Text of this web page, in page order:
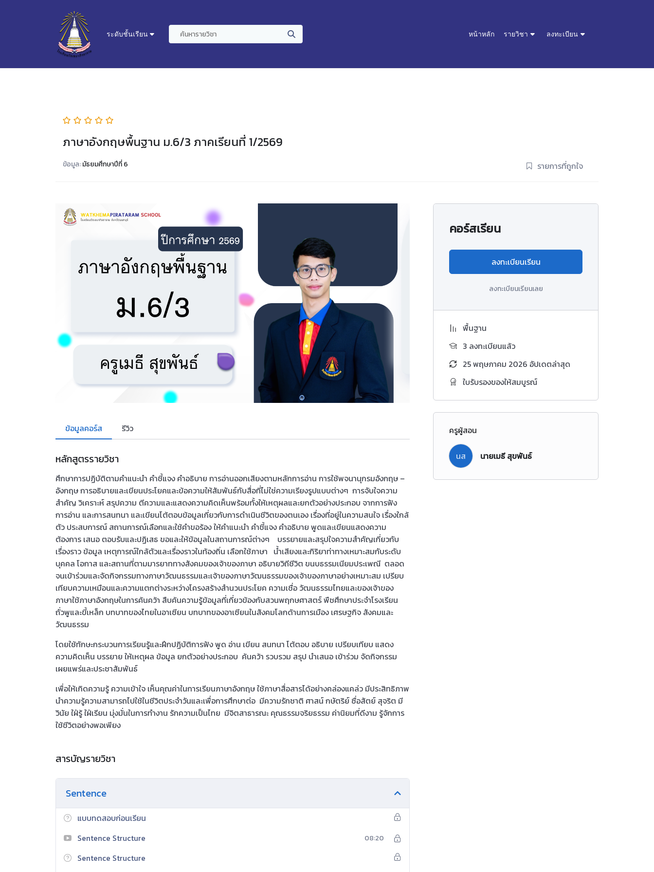
ระดับชั้นเรียน หน้าหลัก รายวิชา ลงทะเบียน
ภาษาอังกฤษพื้นฐาน ม.6/3 ภาคเรียนที่ 1/2569
ข้อมูล:มัธยมศึกษาปีที่ 6 รายการที่ถูกใจ
ข้อมูลคอร์ส รีวิว
หลักสูตรรายวิชา
ศึกษาการปฏิบัติตามคำแนะนำ คำชี้แจง คำอธิบาย การอ่านออกเสียงตามหลักการอ่าน การใช้พจนานุกรมอังกฤษ –
อังกฤษ การอธิบายและเขียนประโยคและข้อความให้สัมพันธ์กับสื่อที่ไม่ใช่ความเรียงรูปแบบต่างๆ การจับใจความ
สำคัญ วิเคราะห์ สรุปความ ตีความและแสดงความคิดเห็นพร้อมทั้งให้เหตุผลและยกตัวอย่างประกอบ จากการฟัง
การอ่าน และการสนทนา และเขียนโต้ตอบข้อมูลเกี่ยวกับการดำเนินชีวิตของตนเอง เรื่องที่อยู่ในความสนใจ เรื่องใกล้
ตัว ประสบการณ์ สถานการณ์เลือกและใช้คำขอร้อง ให้คำแนะนำ คำชี้แจง คำอธิบาย พูดและเขียนแสดงความ
ต้องการ เสนอ ตอบรับและปฏิเสธ ขอและให้ข้อมูลในสถานการณ์ต่างๆ บรรยายและสรุปใจความสำคัญเกี่ยวกับ
เรื่องราว ข้อมูล เหตุการณ์ใกล้ตัวและเรื่องราวในท้องถิ่น เลือกใช้ภาษา น้ำเสียงและกิริยาท่าทางเหมาะสมกับระดับ
บุคคล โอกาส และสถานที่ตามมารยาททางสังคมของเจ้าของภาษา อธิบายวิถีชีวิต ขนบธรรมเนียมประเพณี ตลอด
จนเข้าร่วมและจัดกิจกรรมทางภาษาวัฒนธรรมและเจ้าของภาษาวัฒนธรรมของเจ้าของภาษาอย่างเหมาะสม เปรียบ
เทียบความเหมือนและความแตกต่างระหว่างโครงสร้างสำนวนประโยค ความเชื่อ วัฒนธรรมไทยและของเจ้าของ
ภาษาใช้ภาษาอังกฤษในการค้นคว้า สืบค้นความรู้ข้อมูลที่เกี่ยวข้องกับสวนพฤกษศาสตร์ พืชศึกษาประจำโรงเรียน
ถั่วพูและขี้เหล็ก บทบาทของไทยในอาเซียน บทบาทของอาเซียนในสังคมโลกด้านการเมือง เศรษฐกิจ สังคมและ
วัฒนธรรม
โดยใช้ทักษะกระบวนการเรียนรู้และฝึกปฏิบัติการฟัง พูด อ่าน เขียน สนทนา โต้ตอบ อธิบาย เปรียบเทียบ แสดง
ความคิดเห็น บรรยาย ให้เหตุผล ข้อมูล ยกตัวอย่างประกอบ ค้นคว้า รวบรวม สรุป นำเสนอ เข้าร่วม จัดกิจกรรม
เผยแพร่และประชาสัมพันธ์
เพื่อให้เกิดความรู้ ความเข้าใจ เห็นคุณค่าในการเรียนภาษาอังกฤษ ใช้ภาษาสื่อสารได้อย่างคล่องแคล่ว มีประสิทธิภาพ
นำความรู้ความสามารถไปใช้ในชีวิตประจำวันและเพื่อการศึกษาต่อ มีความรักชาติ ศาสน์ กษัตริย์ ซื่อสัตย์ สุจริต มี
วินัย ใฝ่รู้ ใฝ่เรียน มุ่งมั่นในการทำงาน รักความเป็นไทย มีจิตสาธารณะ คุณธรรมจริยธรรม ค่านิยมที่ดีงาม รู้จักการ
ใช้ชีวิตอย่างพอเพียง
สารบัญรายวิชา
Sentence
แบบทดสอบก่อนเรียน
Sentence Structure
08:20
Sentence Structure
คอร์สเรียน
ลงทะเบียนเรียน
ลงทะเบียนเรียนเลย
พื้นฐาน
3 ลงทะเบียนแล้ว
25 พฤษภาคม 2026 อัปเดตล่าสุด
ใบรับรองของให้สมบูรณ์
ครูผู้สอน
นส นายเมธี สุขพันธ์